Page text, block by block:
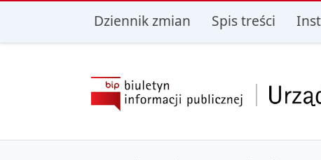
przejdź do głównego menu przejdź do treści
Dziennik zmian Spis treści